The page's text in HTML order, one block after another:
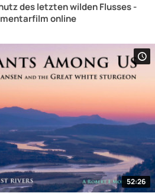
des letzten wilden Flusses -
online
52:26